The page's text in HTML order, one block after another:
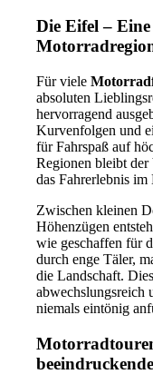
Motorradreisen.
Ob entlang der Mosel,
jede Tour beginnt direkt
Anfahrtswege und
Kilometer an Fahrspaß
Ihr
unvergessliche
Zenners Landhotel
Motorradfahrer für einen
hervorragende Lage
Deutschlands,
Parkmöglichkeiten,
ausgezeichnete
Luxemburg und den
nächsten
Die Eifel –
Für viele
absoluten
hervorragend
Kurvenfolgen und
für Fahrspaß auf
Regionen bleibt der
das Fahrerlebnis
Zwischen kleinen
Höhenzügen
wie geschaffen für
durch enge Täler,
die Landschaft.
abwechslungsreich
niemals eintönig